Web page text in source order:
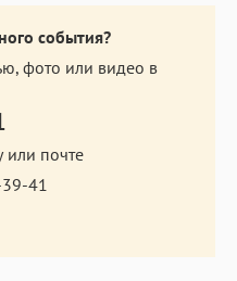
события?
фото или видео в
или почте
41